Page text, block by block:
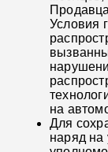
Условия
на
Для
наряд на